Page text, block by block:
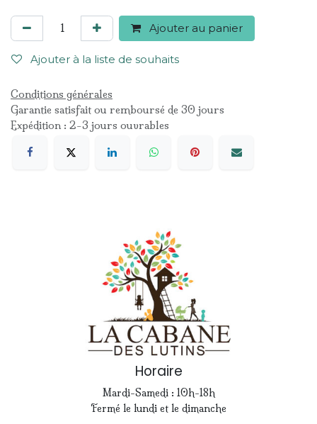
Ajouter au panier
Ajouter à la liste de souhaits
Conditions générales
Garantie satisfait ou remboursé de 30 jours
Expédition : 2-3 jours ouvrables
Horaire
Mardi-Samedi : 10h-18h
Fermé le lundi et le dimanche